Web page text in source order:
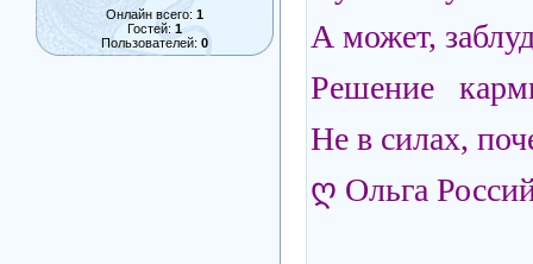
Онлайн всего: 1
Гостей: 1
Пользователей: 0
А может,
Решение
Не в силах,
ღ Ольга